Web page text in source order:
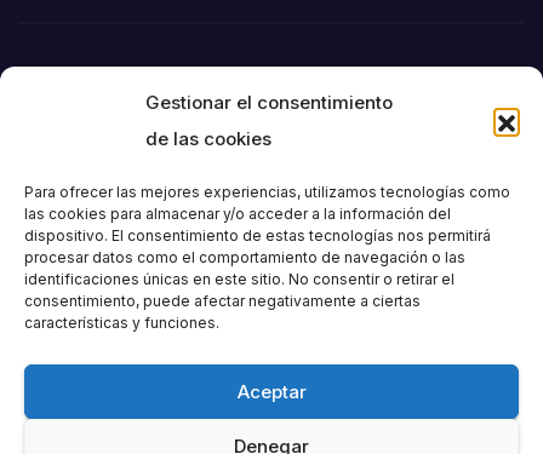
Gestionar el consentimiento
de las cookies
Para ofrecer las mejores experiencias, utilizamos tecnologías como
las cookies para almacenar y/o acceder a la información del
dispositivo. El consentimiento de estas tecnologías nos permitirá
procesar datos como el comportamiento de navegación o las
identificaciones únicas en este sitio. No consentir o retirar el
consentimiento, puede afectar negativamente a ciertas
características y funciones.
Aceptar
Denegar
Societat
Excursionista de
València